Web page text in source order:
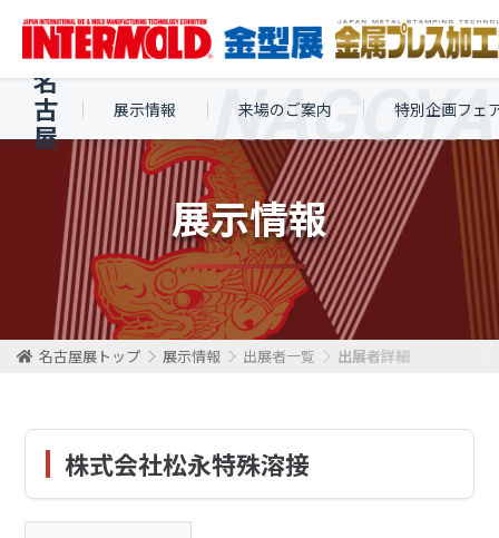
名
古
屋
展示情報 来場のご案内 特別企画フェ
展示情報
名古屋展トップ 展示情報 出展者一覧 出展者詳細
株式会社松永特殊溶接